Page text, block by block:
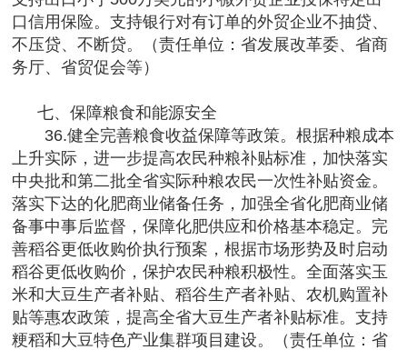
口信用保险。支持银行对有订单的外贸企业不抽贷、
不压贷、不断贷。（责任单位：省发展改革委、省商
务厅、省贸促会等）
七、保障粮食和能源安全
36.健全完善粮食收益保障等政策。根据种粮成本
上升实际，进一步提高农民种粮补贴标准，加快落实
中央批和第二批全省实际种粮农民一次性补贴资金。
落实下达的化肥商业储备任务，加强全省化肥商业储
备事中事后监督，保障化肥供应和价格基本稳定。完
善稻谷更低收购价执行预案，根据市场形势及时启动
稻谷更低收购价，保护农民种粮积极性。全面落实玉
米和大豆生产者补贴、稻谷生产者补贴、农机购置补
贴等惠农政策，提高全省大豆生产者补贴标准。支持
粳稻和大豆特色产业集群项目建设。（责任单位：省